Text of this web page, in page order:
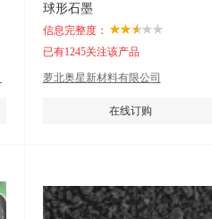
球形石墨
信息完整度：
已有1245关注该产品
萝北奥星新材料有限公司
在线订购